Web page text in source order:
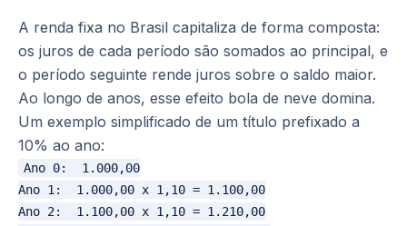
A renda fixa no Brasil capitaliza de forma composta:
os juros de cada período são somados ao principal, e
o período seguinte rende juros sobre o saldo maior.
Ao longo de anos, esse efeito bola de neve domina.
Um exemplo simplificado de um título prefixado a
10% ao ano:
Ano 0:  1.000,00
Ano 1:  1.000,00 x 1,10 = 1.100,00
Ano 2:  1.100,00 x 1,10 = 1.210,00